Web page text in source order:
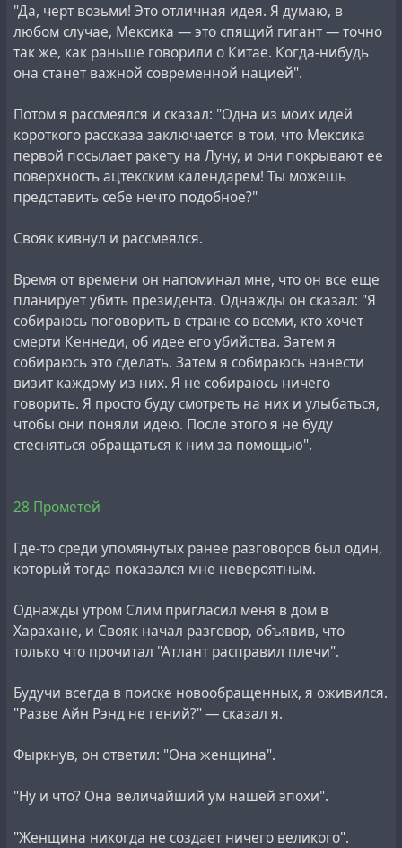
"Да, черт возьми! Это отличная идея. Я думаю, в
любом случае, Мексика — это спящий гигант — точно
так же, как раньше говорили о Китае. Когда-нибудь
она станет важной современной нацией".
Потом я рассмеялся и сказал: "Одна из моих идей
короткого рассказа заключается в том, что Мексика
первой посылает ракету на Луну, и они покрывают ее
поверхность ацтекским календарем! Ты можешь
представить себе нечто подобное?"
Свояк кивнул и рассмеялся.
Время от времени он напоминал мне, что он все еще
планирует убить президента. Однажды он сказал: "Я
собираюсь поговорить в стране со всеми, кто хочет
смерти Кеннеди, об идее его убийства. Затем я
собираюсь это сделать. Затем я собираюсь нанести
визит каждому из них. Я не собираюсь ничего
говорить. Я просто буду смотреть на них и улыбаться,
чтобы они поняли идею. После этого я не буду
стесняться обращаться к ним за помощью".
28 Прометей
Где-то среди упомянутых ранее разговоров был один,
который тогда показался мне невероятным.
Однажды утром Слим пригласил меня в дом в
Харахане, и Свояк начал разговор, объявив, что
только что прочитал "Атлант расправил плечи".
Будучи всегда в поиске новообращенных, я оживился.
"Разве Айн Рэнд не гений?" — сказал я.
Фыркнув, он ответил: "Она женщина".
"Ну и что? Она величайший ум нашей эпохи".
"Женщина никогда не создает ничего великого".